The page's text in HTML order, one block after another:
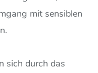
mit sensiblen
sich durch das